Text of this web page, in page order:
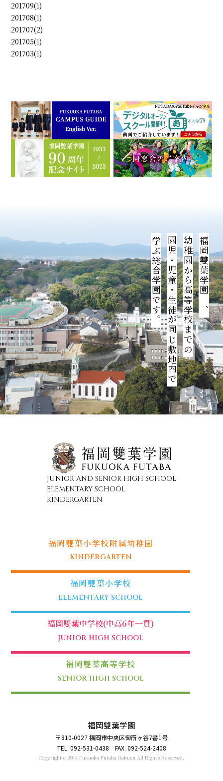
201709(1)
201708(1)
201707(2)
201705(1)
201703(1)
福岡雙葉学園は、
幼稚園から高等学校までの
園児・児童・生徒が同じ敷地内で
学ぶ総合学園です。
JUNIOR AND SENIOR HIGH SCHOOL
ELEMENTARY SCHOOL
KINDERGARTEN
福岡雙葉小学校附属幼稚園
KINDERGARTEN
福岡雙葉小学校
ELEMENTARY SCHOOL
福岡雙葉中学校(中高6年一貫)
JUNIOR HIGH SCHOOL
福岡雙葉高等学校
SENIOR HIGH SCHOOL
福岡雙葉学園
〒810-0027 福岡市中央区御所ヶ谷7番1号
TEL. 092-531-0438 FAX. 092-524-2408
Copyright c 2014 Fukuoka Futaba Gakuen All Rights Reserved.